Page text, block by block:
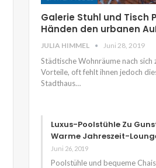
Galerie Stuhl und Tisch
Händen den urbanen
JULIA HIMMEL Juni 28, 2019
Städtische Wohnräume nach sich
Vorteile, oft fehlt ihnen jedoch
Stadthaus…
Luxus-Poolstühle Zu
Warme Jahreszeit-
Juni 26, 2019
Poolstühle und bequeme